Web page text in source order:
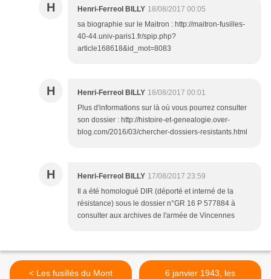
H Henri-Ferreol BILLY 18/08/2017 00:05
sa biographie sur le Maitron : http://maitron-fusilles-
40-44.univ-paris1.fr/spip.php?
article168618&id_mot=8083
H Henri-Ferreol BILLY 18/08/2017 00:01
Plus d'informations sur là où vous pourrez consulter
son dossier : http://histoire-et-genealogie.over-
blog.com/2016/03/chercher-dossiers-resistants.html
H Henri-Ferreol BILLY 17/08/2017 23:59
Il a été homologué DIR (déporté et interné de la
résistance) sous le dossier n°GR 16 P 577884 à
consulter aux archives de l'armée de Vincennes
< Les fusillés du Mont
6 janvier 1943, les